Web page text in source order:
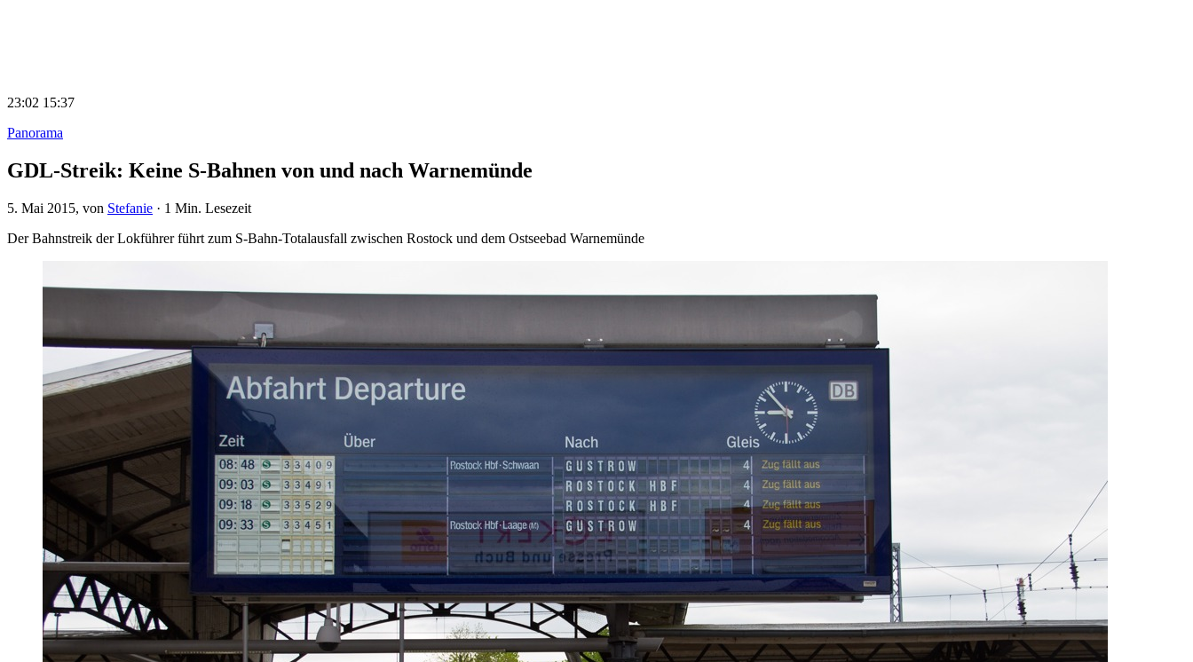
23:02 15:37
Panorama
GDL-Streik: Keine S-Bahnen von und nach Warnemünde
5. Mai 2015, von Stefanie · 1 Min. Lesezeit
Der Bahnstreik der Lokführer führt zum S-Bahn-Totalausfall zwischen Rostock und dem Ostseebad Warnemünde